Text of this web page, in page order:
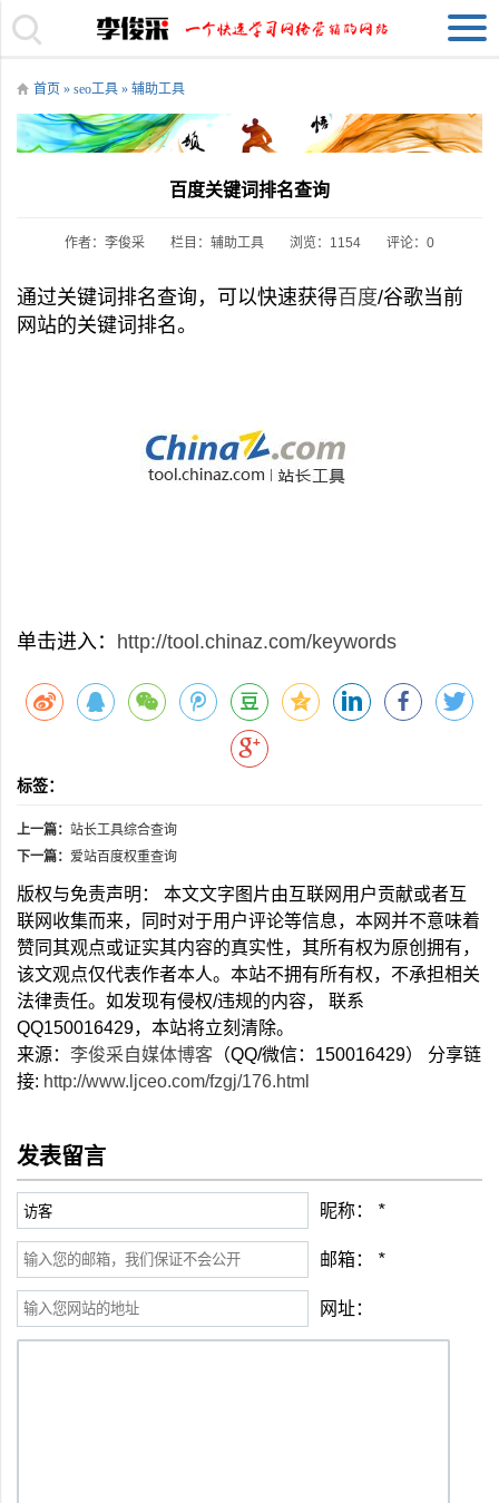
首页 » seo工具 » 辅助工具
百度关键词排名查询
作者：李俊采 栏目： 辅助工具 浏览：1154 评论：0
通过关键词排名查询，可以快速获得百度/谷歌当前
网站的关键词排名。
单击进入： http://tool.chinaz.com/keywords
标签：
上一篇： 站长工具综合查询
下一篇： 爱站百度权重查询
版权与免责声明： 本文文字图片由互联网用户贡献或者互
联网收集而来，同时对于用户评论等信息，本网并不意味着
赞同其观点或证实其内容的真实性，其所有权为原创拥有，
该文观点仅代表作者本人。本站不拥有所有权，不承担相关
法律责任。如发现有侵权/违规的内容， 联系
QQ150016429，本站将立刻清除。
来源： 李俊采自媒体博客 （QQ/微信：150016429） 分享链
接: http://www.ljceo.com/fzgj/176.html
发表留言
昵称： *
邮箱： *
网址：